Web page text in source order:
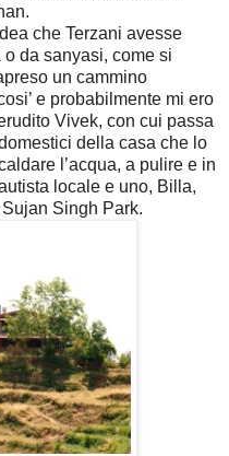
che Terzani avesse
da sanyasi, come si
un cammino
e probabilmente mi ero
Vivek, con cui passa
della casa che lo
l’acqua, a pulire e in
locale e uno, Billa,
Singh Park.